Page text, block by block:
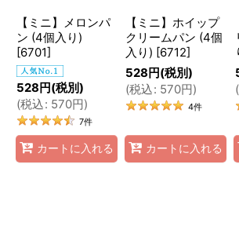
【ミニ】メロンパ
ン (4個入り)
[6701]
528 円(税別)
(税込: 570円)
7件
カートに入れる
【ミニ】ホイップ
クリームパン (4個
入り) [6712]
528 円(税別)
(税込: 570円)
4件
カートに入れる
(